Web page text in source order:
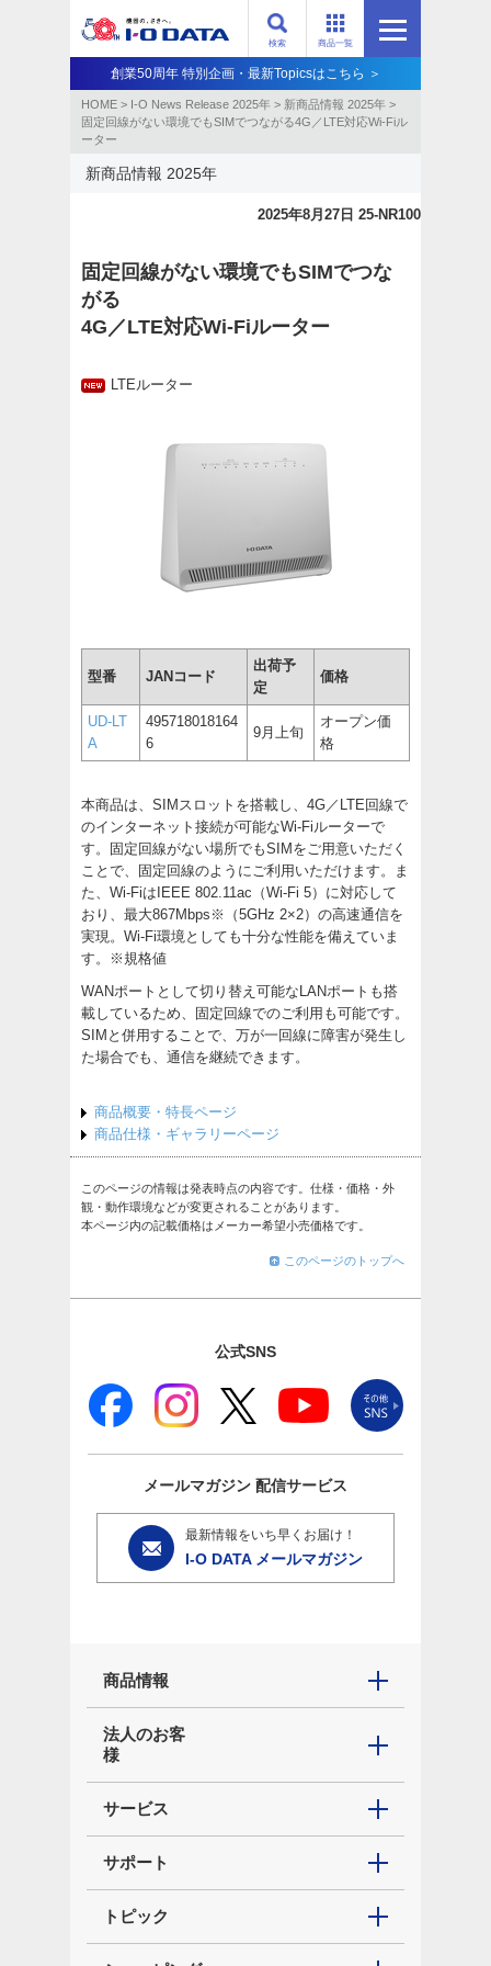
商品一覧
検索
創業50周年 特別企画・最新Topicsはこちら ＞
HOME > I-O News Release 2025年 > 新商品情報 2025年 >
固定回線がない環境でもSIMでつながる4G／LTE対応Wi-Fiル
ーター
新商品情報 2025年
2025年8月27日 25-NR100
固定回線がない環境でもSIMでつな
がる
4G／LTE対応Wi-Fiルーター
LTEルーター
型番 JANコード
出荷予
定
価格
UD-LT
A
495718018164
6
9月上旬
オープン価
格
本商品は、SIMスロットを搭載し、4G／LTE回線で
のインターネット接続が可能なWi-Fiルーターで
す。固定回線がない場所でもSIMをご用意いただく
ことで、固定回線のようにご利用いただけます。ま
た、Wi-FiはIEEE 802.11ac（Wi-Fi 5）に対応して
おり、最大867Mbps※（5GHz 2×2）の高速通信を
実現。Wi-Fi環境としても十分な性能を備えていま
す。※規格値
WANポートとして切り替え可能なLANポートも搭
載しているため、固定回線でのご利用も可能です。
SIMと併用することで、万が一回線に障害が発生し
た場合でも、通信を継続できます。
商品概要・特長ページ
商品仕様・ギャラリーページ
このページの情報は発表時点の内容です。仕様・価格・外
観・動作環境などが変更されることがあります。
本ページ内の記載価格はメーカー希望小売価格です。
このページのトップへ
公式SNS
メールマガジン 配信サービス
最新情報をいち早くお届け！
I-O DATA メールマガジン
商品情報
法人のお客
様
サービス
サポート
トピック